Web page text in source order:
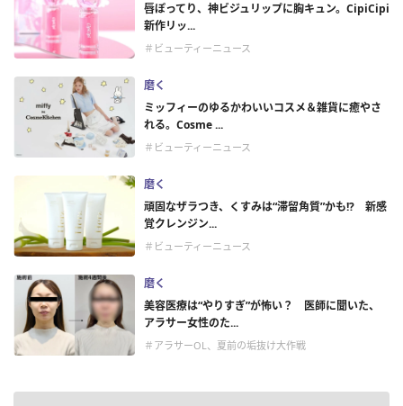
唇ぽってり、神ビジュリップに胸キュン。CipiCipi
新作リッ...
＃ビューティーニュース
磨く
ミッフィーのゆるかわいいコスメ＆雑貨に癒やさ
れる。Cosme ...
＃ビューティーニュース
磨く
頑固なザラつき、くすみは“滞留角質”かも!? 新感
覚クレンジン...
＃ビューティーニュース
磨く
美容医療は“やりすぎ”が怖い？ 医師に聞いた、
アラサー女性のた...
＃アラサーOL、夏前の垢抜け大作戦